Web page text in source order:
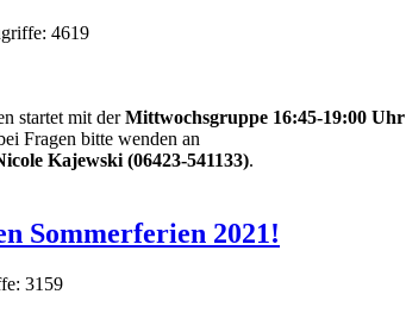
4619
startet mit derMittwochsgruppe 16:45-19:00 Uhr
Fragen bitte wenden an
Kajewski (06423-541133).
Sommerferien 2021!
3159